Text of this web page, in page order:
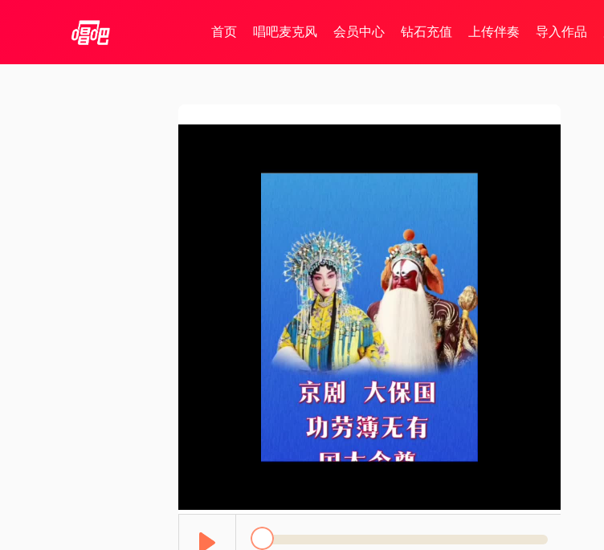
首页 唱吧麦克风 会员中心 钻石充值 上传伴奏 导入作品